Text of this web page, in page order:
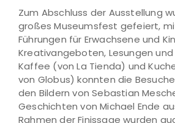
Zum Abschluss der Ausstellung
großes Museumsfest gefeiert,
Führungen für Erwachsene und
Kreativangeboten, Lesungen und
Kaffee (von La Tienda) und
von Globus) konnten die
den Bildern von Sebastian
Geschichten von Michael Ende
Rahmen der Finissage wurden